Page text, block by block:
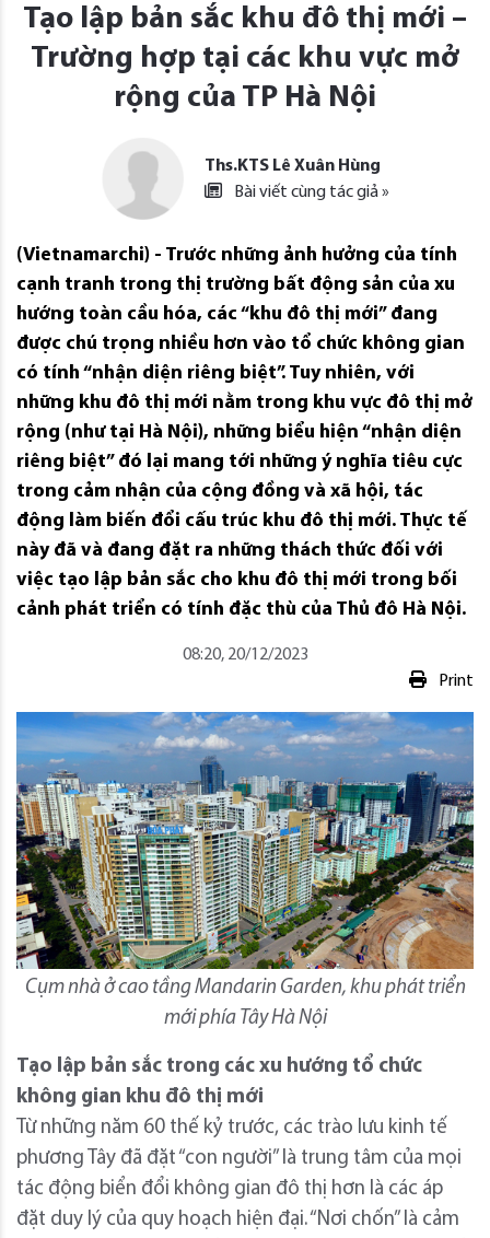
Tạo lập bản sắc khu đô thị mới –
Trường hợp tại các khu vực mở
rộng của TP Hà Nội
Ths.KTS Lê Xuân Hùng
Bài viết cùng tác giả »
(Vietnamarchi) - Trước những ảnh hưởng của tính
cạnh tranh trong thị trường bất động sản của xu
hướng toàn cầu hóa, các “khu đô thị mới” đang
được chú trọng nhiều hơn vào tổ chức không gian
có tính “nhận diện riêng biệt”. Tuy nhiên, với
những khu đô thị mới nằm trong khu vực đô thị mở
rộng (như tại Hà Nội), những biểu hiện “nhận diện
riêng biệt” đó lại mang tới những ý nghĩa tiêu cực
trong cảm nhận của cộng đồng và xã hội, tác
động làm biến đổi cấu trúc khu đô thị mới. Thực tế
này đã và đang đặt ra những thách thức đối với
việc tạo lập bản sắc cho khu đô thị mới trong bối
cảnh phát triển có tính đặc thù của Thủ đô Hà Nội.
08:20, 20/12/2023
Print
Cụm nhà ở cao tầng Mandarin Garden, khu phát triển
mới phía Tây Hà Nội
Tạo lập bản sắc trong các xu hướng tổ chức
không gian khu đô thị mới
Từ những năm 60 thế kỷ trước, các trào lưu kinh tế
phương Tây đã đặt “con người” là trung tâm của mọi
tác động biển đổi không gian đô thị hơn là các áp
đặt duy lý của quy hoạch hiện đại. “Nơi chốn” là cảm